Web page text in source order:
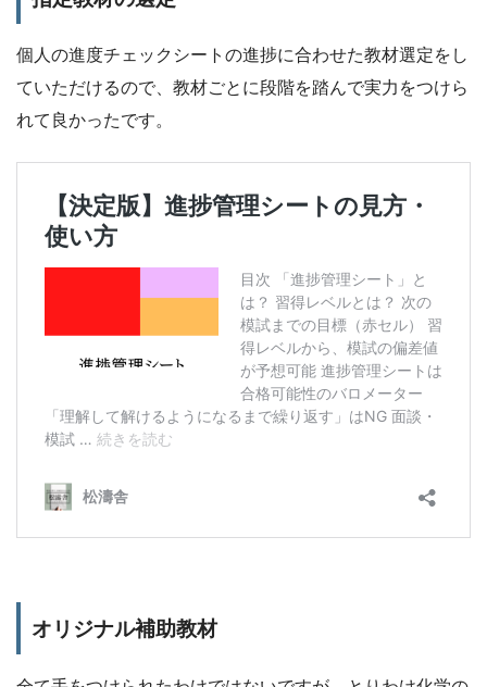
個人の進度チェックシートの進捗に合わせた教材選定をし
ていただけるので、教材ごとに段階を踏んで実力をつけら
れて良かったです。
オリジナル補助教材